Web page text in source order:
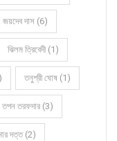
জয়দেব দাস (6)
ঝিলম ত্রিবেদী (1)
তনুশ্রী ঘোষ (1)
তপন তরফদার (3)
দত্ত (2)